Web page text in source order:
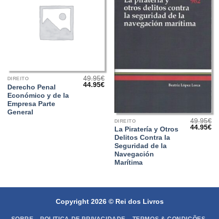
DIREITO
Derecho Penal
Económico y de la
Empresa Parte
General
49.95€
O
44.95€O
DIREITO
La Piratería y Otros
Delitos Contra la
Seguridad de la
Navegación
Marítima
49.95€
O
44.95€O
Copyright 2026 © Rei dos Livros